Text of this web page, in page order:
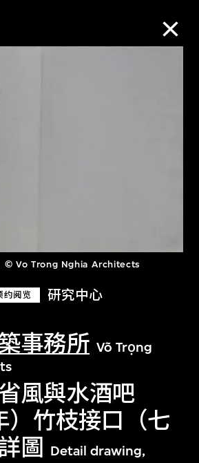
© Vo Trong Nghia Architects
约阅览 研究中心
事務所 Võ Trọng
風與水酒吧
）竹枝接口（七
圖
Detail drawing,
的二十及二十一世纪视觉